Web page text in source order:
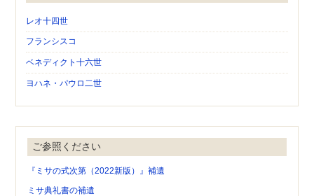
レオ十四世
フランシスコ
ベネディクト十六世
ヨハネ・パウロ二世
ご参照ください
『ミサの式次第（2022新版）』補遺
ミサ典礼書の補遺